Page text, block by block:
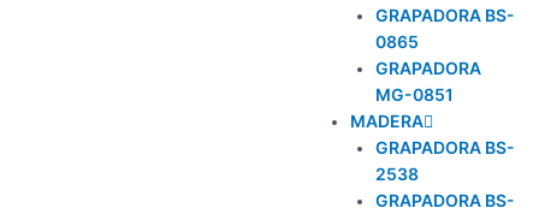
GRAPADORA BS-
0865
GRAPADORA
MG-0851
MADERA
GRAPADORA BS-
2538
GRAPADORA BS-